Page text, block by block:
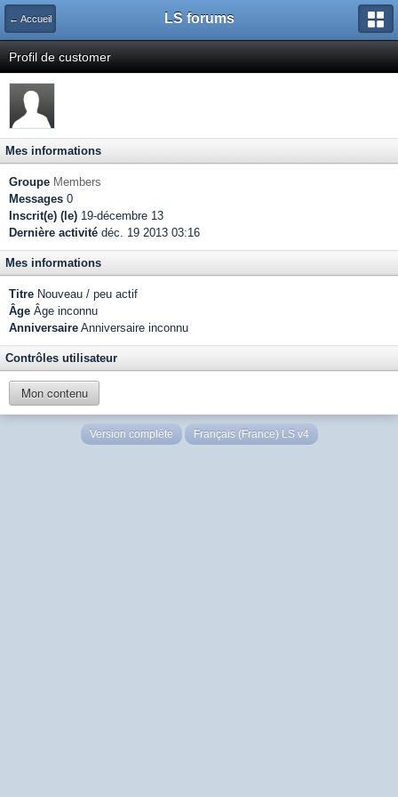
← Accueil LS forums
Profil de customer
Mes informations
Groupe Members
Messages 0
Inscrit(e) (le) 19-décembre 13
Dernière activité déc. 19 2013 03:16
Mes informations
Titre Nouveau / peu actif
Âge Âge inconnu
Anniversaire Anniversaire inconnu
Contrôles utilisateur
Mon contenu
Version complète Français (France) LS v4